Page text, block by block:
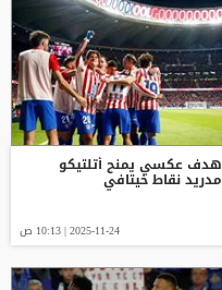
هدف عكسي يمنح أتلتيكو
مدريد نقاط خيتافي
2025-11-24 | 10:13 ص